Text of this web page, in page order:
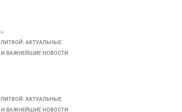
ЛИТВОЙ: АКТУАЛЬНЫЕ
ВАЖНЕЙШИЕ НОВОСТИ
ЛИТВОЙ: АКТУАЛЬНЫЕ
ВАЖНЕЙШИЕ НОВОСТИ